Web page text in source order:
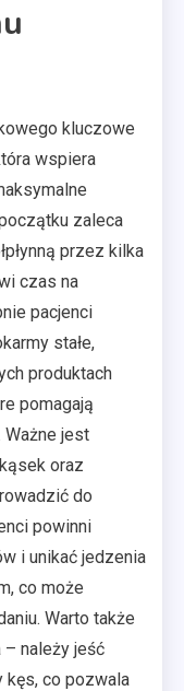
kluczowe
wspiera
zaleca
przez kilka
czas na
pacjenci
stałe,
produktach
pomagają
Ważne jest
oraz
do
powinni
i unikać jedzenia
co może
Warto także
– należy jeść
kęs, co pozwala